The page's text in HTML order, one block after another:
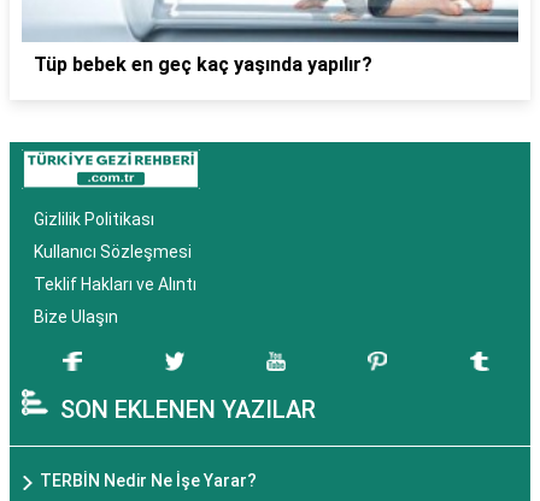
Tüp bebek en geç kaç yaşında yapılır?
Gizlilik Politikası
Kullanıcı Sözleşmesi
Teklif Hakları ve Alıntı
Bize Ulaşın
SON EKLENEN YAZILAR
TERBİN Nedir Ne İşe Yarar?